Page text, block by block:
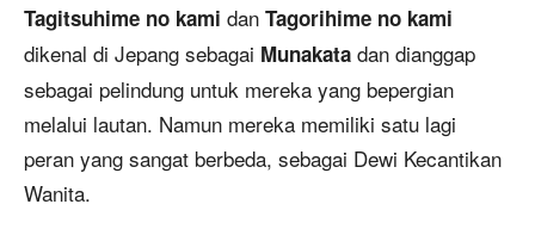
Tagitsuhime no kami dan Tagorihime no kami
dikenal di Jepang sebagai Munakata dan dianggap
sebagai pelindung untuk mereka yang bepergian
melalui lautan. Namun mereka memiliki satu lagi
peran yang sangat berbeda, sebagai Dewi Kecantikan
Wanita.